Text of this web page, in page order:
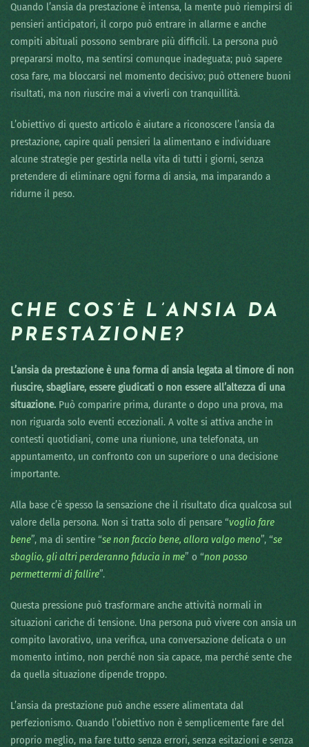
Quando l’ansia da prestazione è intensa, la mente può riempirsi di
pensieri anticipatori, il corpo può entrare in allarme e anche
compiti abituali possono sembrare più difficili. La persona può
prepararsi molto, ma sentirsi comunque inadeguata; può sapere
cosa fare, ma bloccarsi nel momento decisivo; può ottenere buoni
risultati, ma non riuscire mai a viverli con tranquillità.
L’obiettivo di questo articolo è aiutare a riconoscere l’ansia da
prestazione, capire quali pensieri la alimentano e individuare
alcune strategie per gestirla nella vita di tutti i giorni, senza
pretendere di eliminare ogni forma di ansia, ma imparando a
ridurne il peso.
CHE COS’È L’ANSIA DA
PRESTAZIONE?
L’ansia da prestazione è una forma di ansia legata al timore di non
riuscire, sbagliare, essere giudicati o non essere all’altezza di una
situazione. Può comparire prima, durante o dopo una prova, ma
non riguarda solo eventi eccezionali. A volte si attiva anche in
contesti quotidiani, come una riunione, una telefonata, un
appuntamento, un confronto con un superiore o una decisione
importante.
Alla base c’è spesso la sensazione che il risultato dica qualcosa sul
valore della persona. Non si tratta solo di pensare “voglio fare
bene”, ma di sentire “se non faccio bene, allora valgo meno”, “se
sbaglio, gli altri perderanno fiducia in me” o “non posso
permettermi di fallire”.
Questa pressione può trasformare anche attività normali in
situazioni cariche di tensione. Una persona può vivere con ansia un
compito lavorativo, una verifica, una conversazione delicata o un
momento intimo, non perché non sia capace, ma perché sente che
da quella situazione dipende troppo.
L’ansia da prestazione può anche essere alimentata dal
perfezionismo. Quando l’obiettivo non è semplicemente fare del
proprio meglio, ma fare tutto senza errori, senza esitazioni e senza